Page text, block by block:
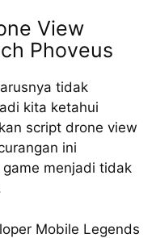
View
Phoveus
tidak
kita ketahui
script drone view
ini
menjadi tidak
Mobile Legends